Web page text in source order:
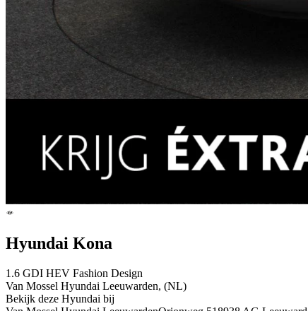
Hyundai Kona
1.6 GDI HEV Fashion Design
Van Mossel Hyundai Leeuwarden, (NL)
Bekijk deze Hyundai bij